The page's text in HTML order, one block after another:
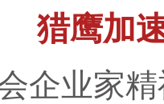
猎鹰加
企业家